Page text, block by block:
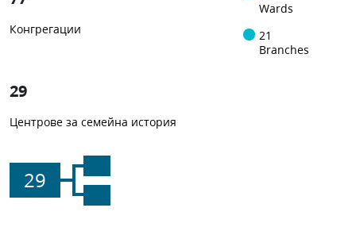
Конгрегации
Wards
21
Branches
29
Центрове за семейна история
29